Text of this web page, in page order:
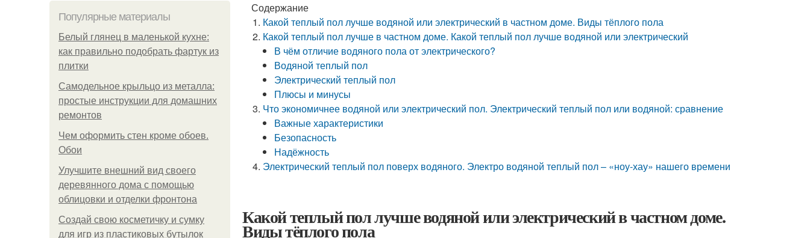
Популярные материалы
Белый глянец в маленькой кухне:
как правильно подобрать фартук из
плитки
Самодельное крыльцо из металла:
простые инструкции для домашних
ремонтов
Чем оформить стен кроме обоев.
Обои
Улучшите внешний вид своего
деревянного дома с помощью
облицовки и отделки фронтона
Создай свою косметичку и сумку
для игр из пластиковых бутылок
Содержание
Какой теплый пол лучше водяной или электрический в частном доме. Виды тёплого пола
Какой теплый пол лучше в частном доме. Какой теплый пол лучше водяной или электрический
В чём отличие водяного пола от электрического?
Водяной теплый пол
Электрический теплый пол
Плюсы и минусы
Что экономичнее водяной или электрический пол. Электрический теплый пол или водяной: сравнение
Важные характеристики
Безопасность
Надёжность
Электрический теплый пол поверх водяного. Электро водяной теплый пол – «ноу-хау» нашего времени
Какой теплый пол лучше водяной или электрический в частном доме.
Виды тёплого пола